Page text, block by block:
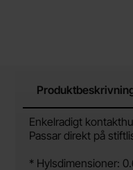
Enkelradigt
Passar direkt på
* Hylsdimensioner: